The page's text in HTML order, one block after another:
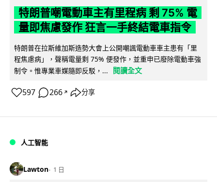
特朗普嘲電動車主有里程病 剩 75% 電
量即焦慮發作 狂言一手終結電車指令
特朗普在拉斯維加斯造勢大會上公開嘲諷電動車車主患有「里
程焦慮病」，聲稱電量剩 75% 便發作，並重申已廢除電動車強
制令。惟專業車媒隨即反駁，...
閱讀全文
597 266 ↗ 分享
人工智能
Lawton 1 日